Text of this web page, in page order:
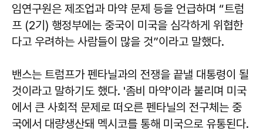
임연구원은 제조업과 마약 문제 등을 언급하며 “트럼
프 (2기) 행정부에는 중국이 미국을 심각하게 위협한
다고 우려하는 사람들이 많을 것”이라고 말했다.
밴스는 트럼프가 펜타닐과의 전쟁을 끝낼 대통령이 될
것이라고 말하기도 했다. '좀비 마약'이라 불리며 미국
에서 큰 사회적 문제로 떠오른 펜타닐의 전구체는 중
국에서 대량생산돼 멕시코를 통해 미국으로 유통된다.